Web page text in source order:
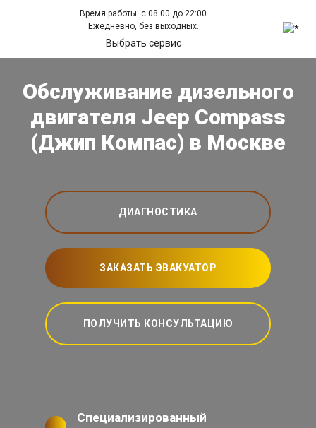
Время работы: с 08:00 до 22:00
Ежедневно, без выходных.
Выбрать сервис
Обслуживание дизельного
двигателя Jeep Compass
(Джип Компас) в Москве
ДИАГНОСТИКА
ЗАКАЗАТЬ ЭВАКУАТОР
ПОЛУЧИТЬ КОНСУЛЬТАЦИЮ
Специализированный